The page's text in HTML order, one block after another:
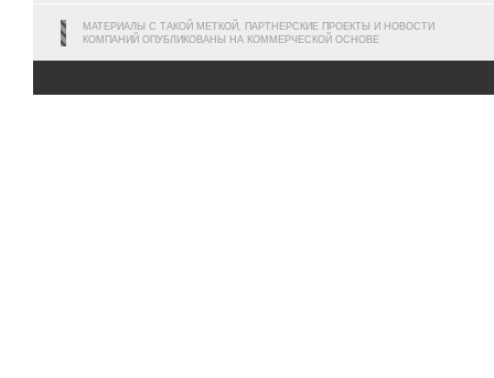
МАТЕРИАЛЫ С ТАКОЙ МЕТКОЙ, ПАРТНЕРСКИЕ ПРОЕКТЫ И НОВОСТИ
КОМПАНИЙ ОПУБЛИКОВАНЫ НА КОММЕРЧЕСКОЙ ОСНОВЕ